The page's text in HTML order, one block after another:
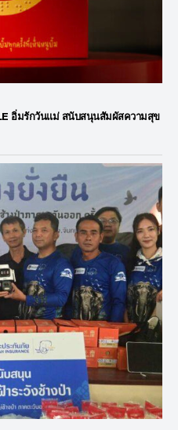
อิ่มรักวันแม่ สนับสนุนสัมผัสความสุข